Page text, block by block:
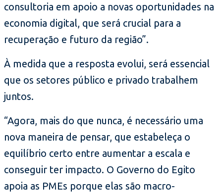
consultoria em apoio a novas oportunidades na
economia digital, que será crucial para a
recuperação e futuro da região”.
À medida que a resposta evolui, será essencial
que os setores público e privado trabalhem
juntos.
“Agora, mais do que nunca, é necessário uma
nova maneira de pensar, que estabeleça o
equilíbrio certo entre aumentar a escala e
conseguir ter impacto. O Governo do Egito
apoia as PMEs porque elas são macro-